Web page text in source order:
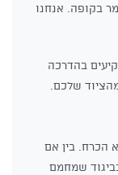
בקופה. אנחנו
בהדרכה
שלכם.
הכרח. בין אם
שמחמם